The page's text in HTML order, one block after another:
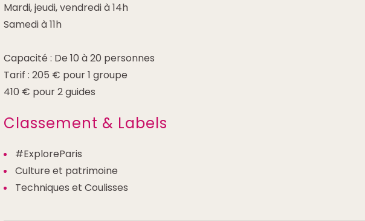
Mardi, jeudi, vendredi à 14h
Samedi à 11h
Capacité : De 10 à 20 personnes
Tarif : 205 € pour 1 groupe
410 € pour 2 guides
Classement & Labels
#ExploreParis
Culture et patrimoine
Techniques et Coulisses